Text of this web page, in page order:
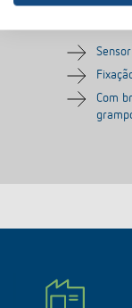
Com